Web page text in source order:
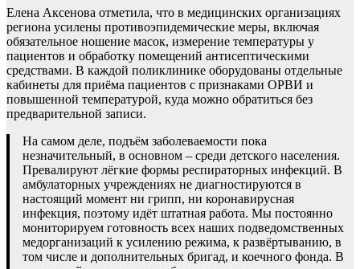
Елена Аксенова отметила, что в медицинских организациях
региона усилены противоэпидемические меры, включая
обязательное ношение масок, измерение температуры у
пациентов и обработку помещений антисептическими
средствами. В каждой поликлинике оборудованы отдельные
кабинеты для приёма пациентов с признаками ОРВИ и
повышенной температурой, куда можно обратиться без
предварительной записи.
На самом деле, подъём заболеваемости пока
незначительный, в основном – среди детского населения.
Превалируют лёгкие формы респираторных инфекций. В
амбулаторных учреждениях не диагностируются в
настоящий момент ни грипп, ни коронавирусная
инфекция, поэтому идёт штатная работа. Мы постоянно
мониторируем готовность всех наших подведомственных
медорганизаций к усилению режима, к развёртыванию, в
том числе и дополнительных бригад, и коечного фонда. В